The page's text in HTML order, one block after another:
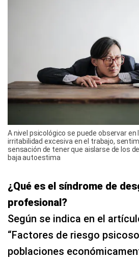
A nivel psicológico se puede observar en
irritabilidad excesiva en el trabajo,
sensación de tener que aislarse de los
baja autoestima
¿Qué es el síndrome de
profesional?
Según se indica en el
“Factores de riesgo
poblaciones